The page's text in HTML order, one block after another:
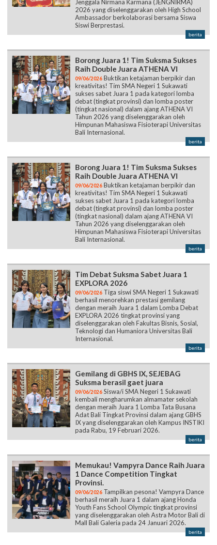
Jenggala Nirmana Karmana (JENGNIRMA)
2026 yang diselenggarakan oleh High School
Ambassador berkolaborasi bersama Siswa
Siswi Berprestasi.
berita
Borong Juara 1! Tim Suksma Sukses
Raih Double Juara ATHENA VI
09/06/2026 Buktikan ketajaman berpikir dan
kreativitas! Tim SMA Negeri 1 Sukawati
sukses sabet Juara 1 pada kategori lomba
debat (tingkat provinsi) dan lomba poster
(tingkat nasional) dalam ajang ATHENA VI
Tahun 2026 yang diselenggarakan oleh
Himpunan Mahasiswa Fisioterapi Universitas
Bali Internasional.
berita
Borong Juara 1! Tim Suksma Sukses
Raih Double Juara ATHENA VI
09/06/2026 Buktikan ketajaman berpikir dan
kreativitas! Tim SMA Negeri 1 Sukawati
sukses sabet Juara 1 pada kategori lomba
debat (tingkat provinsi) dan lomba poster
(tingkat nasional) dalam ajang ATHENA VI
Tahun 2026 yang diselenggarakan oleh
Himpunan Mahasiswa Fisioterapi Universitas
Bali Internasional.
berita
Tim Debat Suksma Sabet Juara 1
EXPLORA 2026
09/06/2026 Tiga siswi SMA Negeri 1 Sukawati
berhasil menorehkan prestasi gemilang
dengan meraih Juara 1 dalam Lomba Debat
EXPLORA 2026 tingkat provinsi yang
diselenggarakan oleh Fakultas Bisnis, Sosial,
Teknologi dan Humaniora Universitas Bali
Internasional.
berita
Gemilang di GBHS IX, SEJEBAG
Suksma berasil gaet juara
09/06/2026 Siswa/i SMA Negeri 1 Sukawati
kembali mengharumkan almamater sekolah
dengan meraih Juara 1 Lomba Tata Busana
Adat Bali Tingkat Provinsi dalam ajang GBHS
IX yang diselenggarakan oleh Kampus INSTIKI
pada Rabu, 19 Februari 2026.
berita
Memukau! Vampyra Dance Raih Juara
1 Dance Competition Tingkat
Provinsi.
09/06/2026 Tampilkan pesona! Vampyra Dance
berhasil meraih Juara 1 dalam ajang Honda
Youth Fans School Olympic tingkat provinsi
yang diselenggarakan oleh Astra Motor Bali di
Mall Bali Galeria pada 24 Januari 2026.
berita